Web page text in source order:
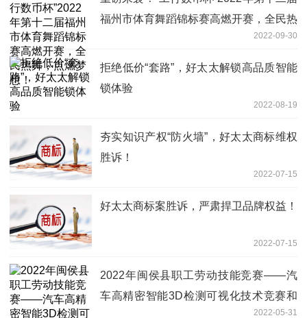
福州市体育舞蹈锦标赛高燃开赛，全民热
2022-09-30
拒绝低价“套路”，好太太解锁高品质智能
锁体验
2022-08-19
夯实知识产权“防火墙”，好太太商标维权
胜诉！
2022-07-15
好太太商标案胜诉，严肃捍卫品牌权益！
2022-07-15
2022年闽侯县职工劳动技能竞赛——汽
车高精密智能3D检测可视化技术竞赛和
2022-05-31